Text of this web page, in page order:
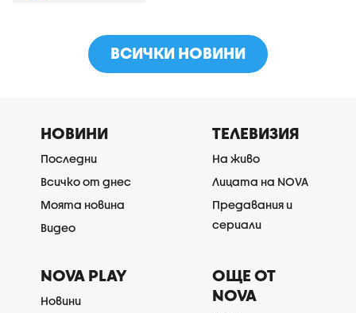
ВСИЧКИ НОВИНИ
НОВИНИ
Последни
Всичко от днес
Моята новина
Видео
ТЕЛЕВИЗИЯ
На живо
Лицата на NOVA
Предавания и
сериали
NOVA PLAY
Новини
ОЩЕ ОТ
NOVA